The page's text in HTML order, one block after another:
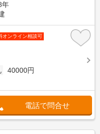
年
オンライン相談可
40000円
電話で問合せ